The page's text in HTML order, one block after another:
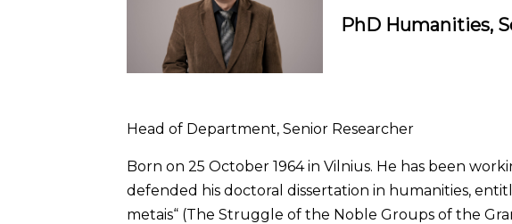
PhD Humanities,
Head of Department, Senior Researcher
Born on 25 October 1964 in Vilnius. He has been
defended his doctoral dissertation in humanities,
metais“ (The Struggle of the Noble Groups of the